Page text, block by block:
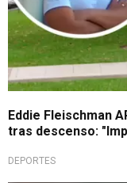
Eddie Fleischman
tras descenso:
DEPORTES